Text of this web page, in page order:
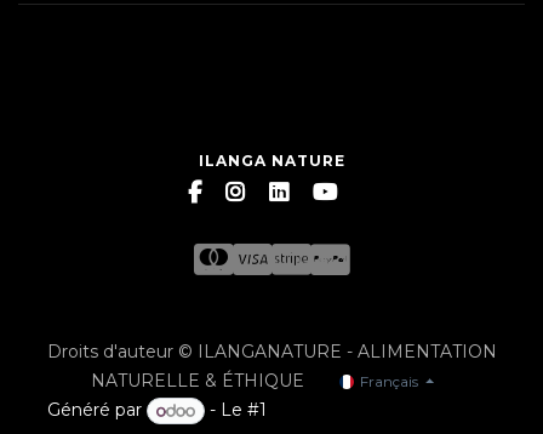
ILANGA NATURE
Droits d'auteur © ILANGANATURE - ALIMENTATION
NATURELLE & ÉTHIQUE
Français
Généré par - Le #1